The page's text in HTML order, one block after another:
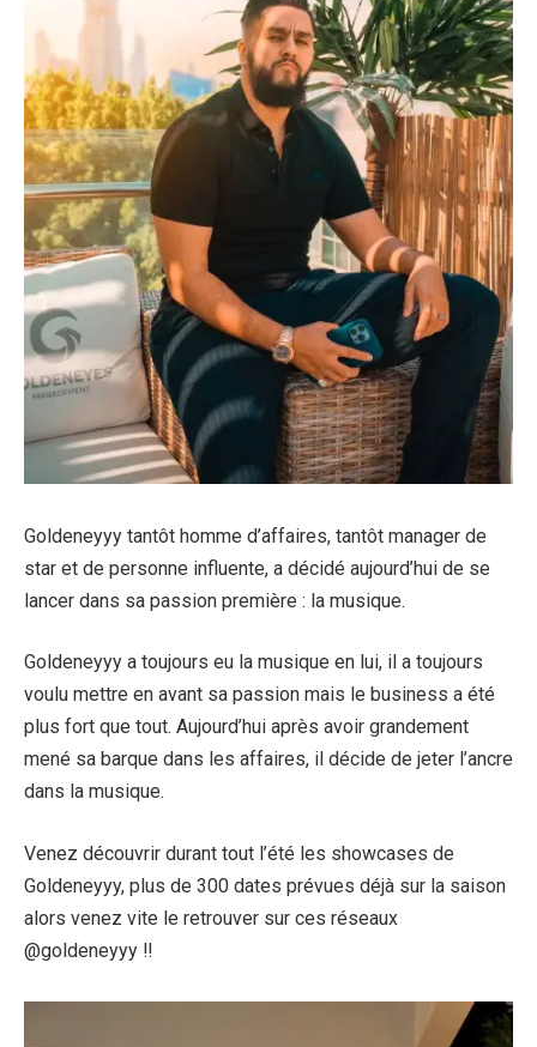
Goldeneyyy tantôt homme d’affaires, tantôt manager de
star et de personne influente, a décidé aujourd’hui de se
lancer dans sa passion première : la musique.
Goldeneyyy a toujours eu la musique en lui, il a toujours
voulu mettre en avant sa passion mais le business a été
plus fort que tout. Aujourd’hui après avoir grandement
mené sa barque dans les affaires, il décide de jeter l’ancre
dans la musique.
Venez découvrir durant tout l’été les showcases de
Goldeneyyy, plus de 300 dates prévues déjà sur la saison
alors venez vite le retrouver sur ces réseaux
@goldeneyyy !!